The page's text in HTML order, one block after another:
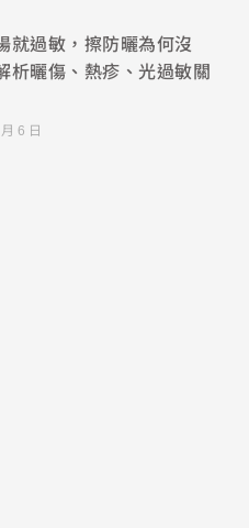
就過敏，擦防曬為何沒
析曬傷、熱疹、光過敏關
6 日